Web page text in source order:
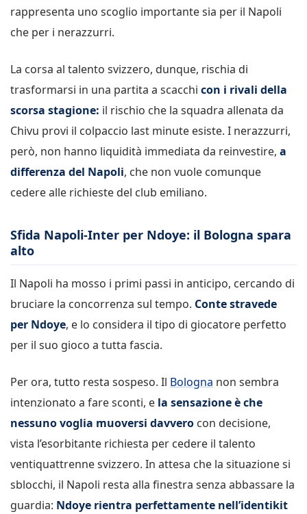
rappresenta uno scoglio importante sia per il Napoli
che per i nerazzurri.
La corsa al talento svizzero, dunque, rischia di
trasformarsi in una partita a scacchi con i rivali della
scorsa stagione: il rischio che la squadra allenata da
Chivu provi il colpaccio last minute esiste. I nerazzurri,
però, non hanno liquidità immediata da reinvestire, a
differenza del Napoli, che non vuole comunque
cedere alle richieste del club emiliano.
Sfida Napoli-Inter per Ndoye: il Bologna spara
alto
Il Napoli ha mosso i primi passi in anticipo, cercando di
bruciare la concorrenza sul tempo. Conte stravede
per Ndoye, e lo considera il tipo di giocatore perfetto
per il suo gioco a tutta fascia.
Per ora, tutto resta sospeso. Il Bologna non sembra
intenzionato a fare sconti, e la sensazione è che
nessuno voglia muoversi davvero con decisione,
vista l’esorbitante richiesta per cedere il talento
ventiquattrenne svizzero. In attesa che la situazione si
sblocchi, il Napoli resta alla finestra senza abbassare la
guardia: Ndoye rientra perfettamente nell’identikit